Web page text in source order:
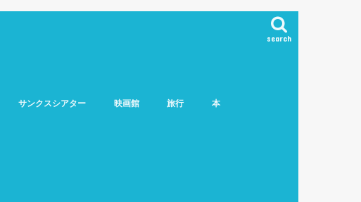
search
サンクスシアター 映画館 旅行 本